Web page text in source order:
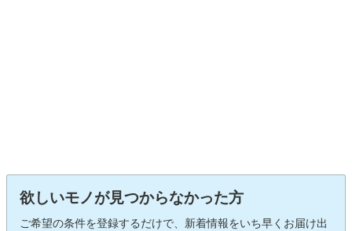
欲しいモノが見つからなかった方
ご希望の条件を登録するだけで、新着情報をいち早くお届け出